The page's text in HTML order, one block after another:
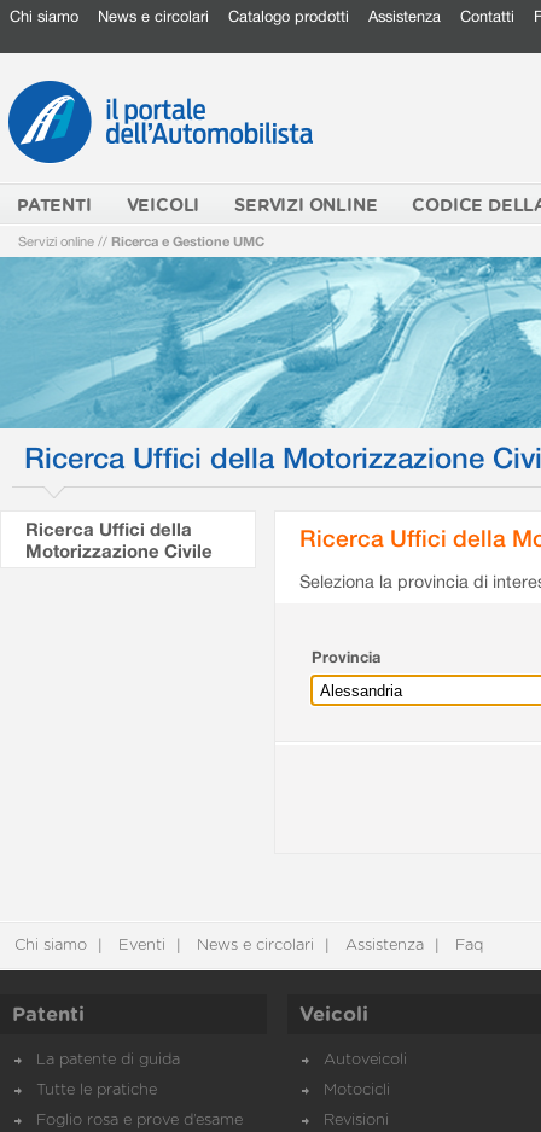
Chi siamo News e circolari Catalogo prodotti Assistenza Contatti
PATENTI VEICOLI SERVIZI ONLINE CODICE
Servizi online // Ricerca e Gestione UMC
Ricerca Uffici della Motorizzazione
Ricerca Uffici della
Motorizzazione Civile
Ricerca Uffici della
Seleziona la provincia di
Provincia
Chi siamo Eventi News e circolari Assistenza Faq
Patenti
La patente di guida
Tutte le pratiche
Foglio rosa e prove d’esame
Veicoli
Autoveicoli
Motocicli
Revisioni